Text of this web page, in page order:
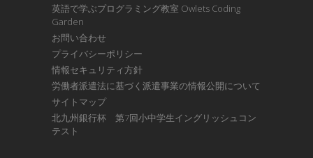
英語で学ぶプログラミング教室 Owlets Coding
Garden
お問い合わせ
プライバシーポリシー
情報セキュリティ方針
労働者派遣法に基づく派遣事業の情報公開について
サイトマップ
北九州銀行杯 第7回小中学生イングリッシュコン
テスト